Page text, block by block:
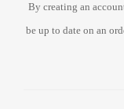
By creating an
be up to date on an